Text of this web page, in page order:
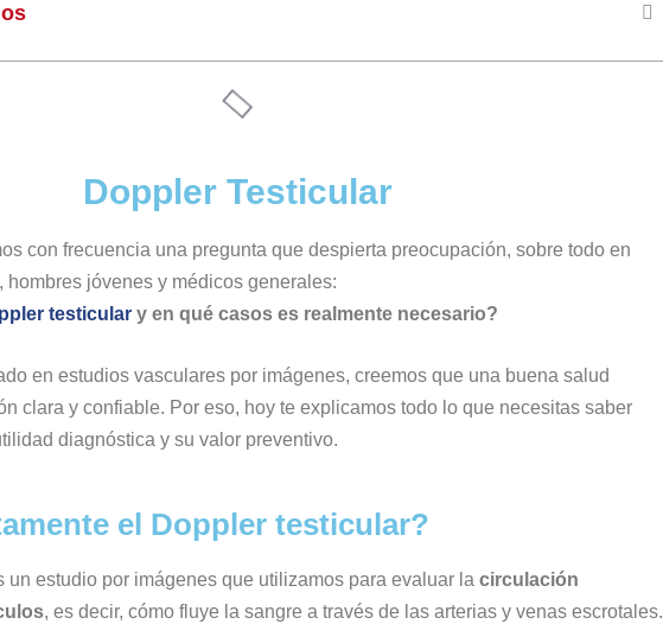
Doppler Testicular
con frecuencia una pregunta que despierta preocupación, sobre todo en
hombres jóvenes y médicos generales:
testicular y en qué casos es realmente necesario?
en estudios vasculares por imágenes, creemos que una buena salud
clara y confiable. Por eso, hoy te explicamos todo lo que necesitas saber
diagnóstica y su valor preventivo.
el Doppler testicular?
un estudio por imágenes que utilizamos para evaluar la circulación
, es decir, cómo fluye la sangre a través de las arterias y venas escrotales.